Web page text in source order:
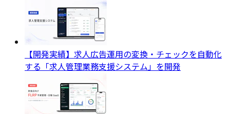
【開発実績】求人広告運用の変換・チェックを自動化
する「求人管理業務支援システム」を開発